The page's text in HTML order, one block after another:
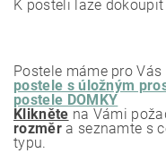
K posteli laze
Postele máme pro
postele s úložným
postele DOMKY
Klikněte na Vámi
rozměra seznamte s
typu.